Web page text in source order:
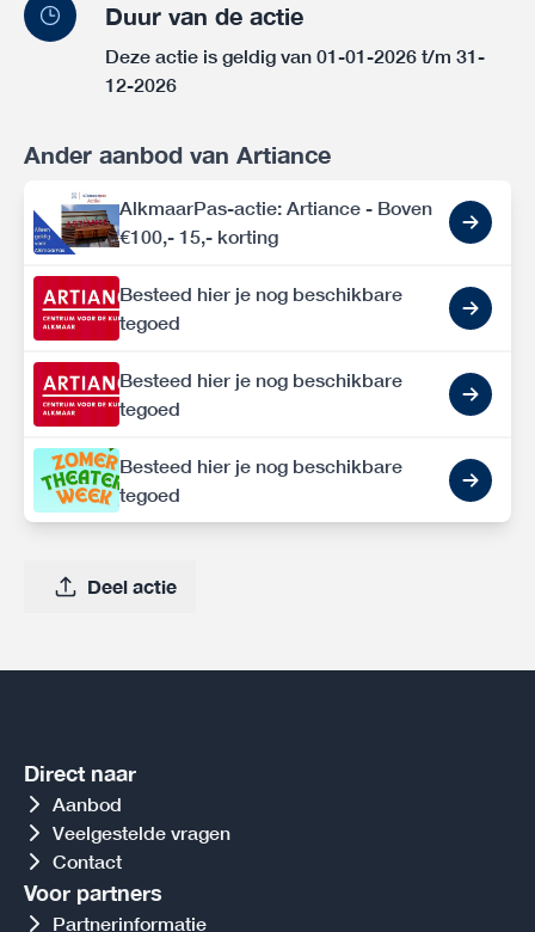
Duur van de actie
Deze actie is geldig van 01-01-2026 t/m 31-
12-2026
Ander aanbod van Artiance
AlkmaarPas-actie: Artiance - Boven
€100,- 15,- korting
Besteed hier je nog beschikbare
tegoed
Besteed hier je nog beschikbare
tegoed
Besteed hier je nog beschikbare
tegoed
Deel actie
Direct naar
Aanbod
Veelgestelde vragen
Contact
Voor partners
Partnerinformatie